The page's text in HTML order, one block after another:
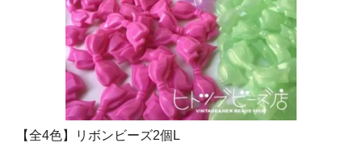
【全4色】リボンビーズ2個L